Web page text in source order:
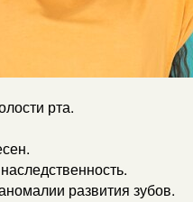
рта.
развития зубов.